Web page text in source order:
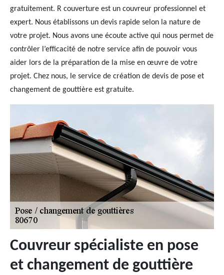
gratuitement. R couverture est un couvreur professionnel et
expert. Nous établissons un devis rapide selon la nature de
votre projet. Nous avons une écoute active qui nous permet de
contrôler l’efficacité de notre service afin de pouvoir vous
aider lors de la préparation de la mise en œuvre de votre
projet. Chez nous, le service de création de devis de pose et
changement de gouttière est gratuite.
Couvreur spécialiste en pose
et changement de gouttière